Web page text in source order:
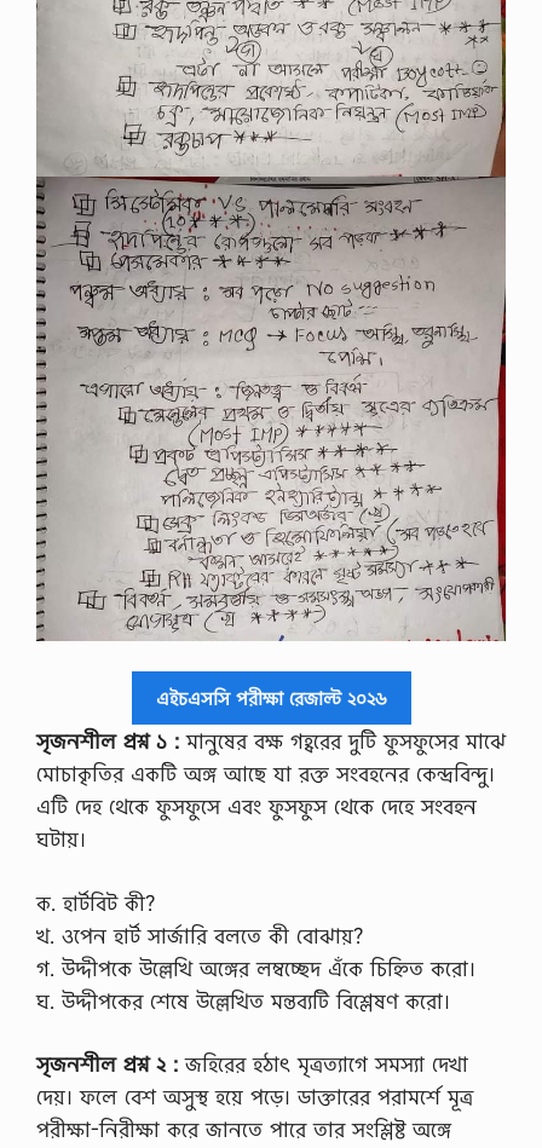
এইচএসসি পরীক্ষা রেজাল্ট ২০২৬
সৃজনশীল প্রশ্ন ১ : মানুষের বক্ষ গহ্বরের দুটি ফুসফুসের মাঝে
মোচাকৃতির একটি অঙ্গ আছে যা রক্ত সংবহনের কেন্দ্রবিন্দু।
এটি দেহ থেকে ফুসফুসে এবং ফুসফুস থেকে দেহে সংবহন
ঘটায়।
ক. হার্টবিট কী?
খ. ওপেন হার্ট সার্জারি বলতে কী বোঝায়?
গ. উদ্দীপকে উল্লেখি অঙ্গের লম্বচ্ছেদ এঁকে চিহ্নিত করো।
ঘ. উদ্দীপকের শেষে উল্লেখিত মন্তব্যটি বিশ্লেষণ করো।
সৃজনশীল প্রশ্ন ২ : জহিরের হঠাৎ মৃত্রত্যাগে সমস্যা দেখা
দেয়। ফলে বেশ অসুস্থ হয়ে পড়ে। ডাক্তারের পরামর্শে মূত্র
পরীক্ষা-নিরীক্ষা করে জানতে পারে তার সংশ্লিষ্ট অঙ্গে